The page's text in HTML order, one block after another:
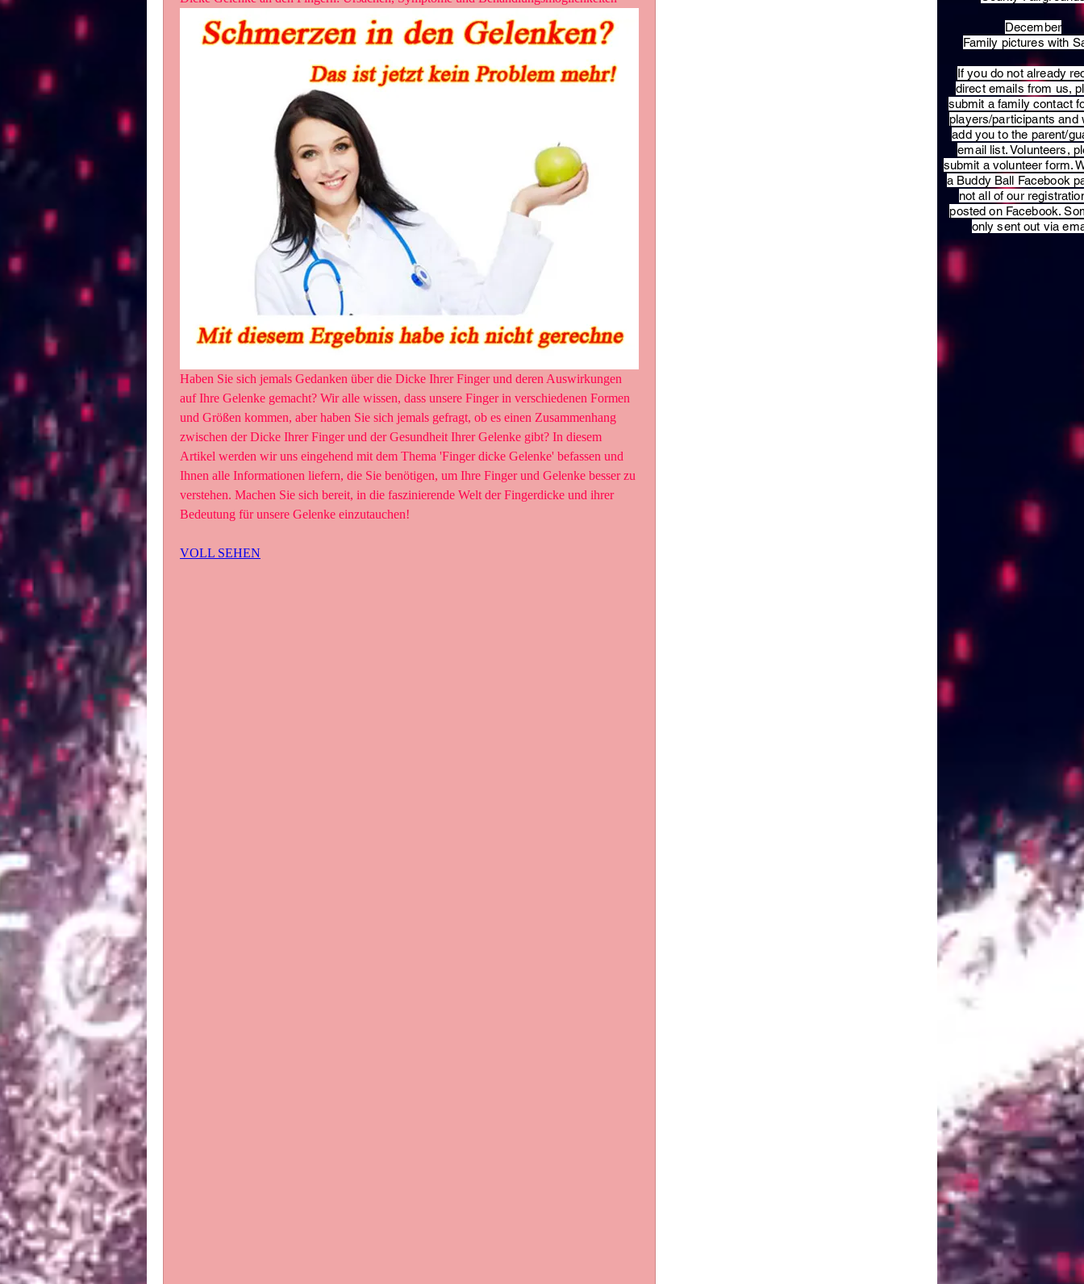
Haben Sie sich jemals Gedanken über die Dicke Ihrer Finger und deren Auswirkungen
auf Ihre Gelenke gemacht? Wir alle wissen, dass unsere Finger in verschiedenen Formen
und Größen kommen, aber haben Sie sich jemals gefragt, ob es einen Zusammenhang
zwischen der Dicke Ihrer Finger und der Gesundheit Ihrer Gelenke gibt? In diesem
Artikel werden wir uns eingehend mit dem Thema 'Finger dicke Gelenke' befassen und
Ihnen alle Informationen liefern, die Sie benötigen, um Ihre Finger und Gelenke besser zu
verstehen. Machen Sie sich bereit, in die faszinierende Welt der Fingerdicke und ihrer
Bedeutung für unsere Gelenke einzutauchen!
VOLL SEHEN
December
Family pictures with
​If you do not already
direct emails from us,
submit a family contact
players/participants and
add you to the parent/
email list. Volunteers,
submit a volunteer form.
a Buddy Ball Facebook
not all of our
posted on Facebook.
only sent out via